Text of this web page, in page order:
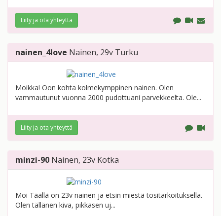
Liity ja ota yhteyttä
nainen_4love Nainen, 29v Turku
Moikka! Oon kohta kolmekymppinen nainen. Olen
vammautunut vuonna 2000 pudottuani parvekkeelta. Ole...
Liity ja ota yhteyttä
minzi-90 Nainen, 23v Kotka
Moi Täällä on 23v nainen ja etsin miestä tositarkoituksella.
Olen tällänen kiva, pikkasen uj...